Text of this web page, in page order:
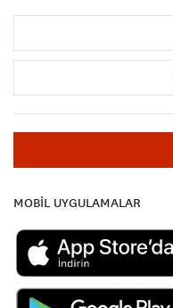
MOBİL UYGULAMALAR